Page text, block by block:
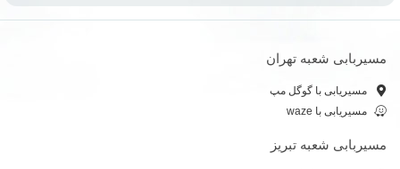
مسیربابی شعبه تهران
مسیریابی با گوگل مپ
مسیریابی با waze
مسیربابی شعبه تبریز